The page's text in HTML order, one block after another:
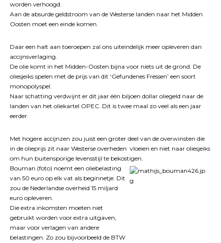
worden verhoogd.
Aan de absurde geldstroom van de Westerse landen naar het Midden
Oosten moet een einde komen.
Daar een halt aan toeroepen zal ons uiteindelijk meer opleveren dan
accijnsverlaging.
De olie komt in het Midden-Oosten bijna voor niets uit de grond. De
oliesjeiks spelen met de prijs van dit ‘Gefundenes Fressen’ een soort
monopolyspel.
Naar schatting verdwijnt er dit jaar één biljoen dollar oliegeld naar de
landen van het oliekartel OPEC. Dit is twee maal zo veel als een jaar
eerder.
Met hogere accijnzen zou juist een groter deel van de overwinsten die
in de olieprijs zit naar Westerse overheden vloeien en niet naar oliesjeiks
om hun buitensporige levensstijl te bekostigen.
Bouman (foto) noemt een oliebelasting
van 50 euro op elk vat als beginnetje. Dit
zou de Nederlandse overheid 15 miljard
euro opleveren.
Die extra inkomsten moeten niet
gebruikt worden voor extra uitgaven,
maar voor verlagen van andere
belastingen. Zo zou bijvoorbeeld de BTW